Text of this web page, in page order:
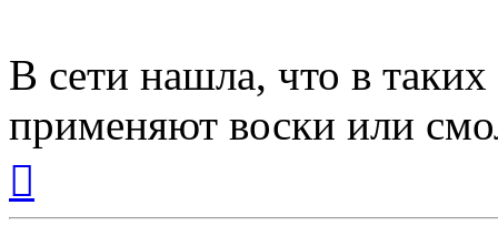
В сети нашла, что в
применяют воски или
началу